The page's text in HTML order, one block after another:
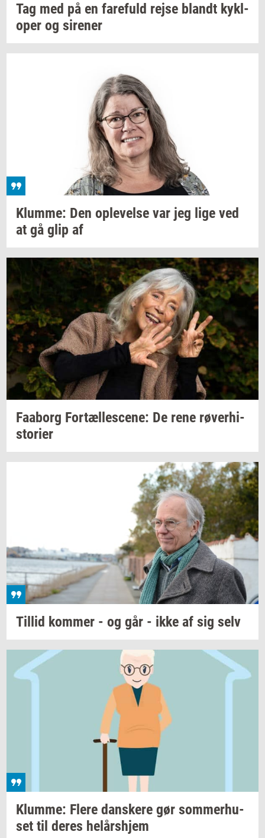
Tag med på en fa­re­fuld rejse blandt kykl­
o­per og si­re­ner
Klum­me: Den op­le­vel­se var jeg lige ved
at gå glip af
Faa­borg For­tæl­les­ce­ne: De rene rø­ver­hi­
sto­ri­er
Til­lid kom­mer - og går - ikke af sig selv
Klum­me: Flere dan­ske­re gør som­mer­hu­
set til deres helårs­hjem